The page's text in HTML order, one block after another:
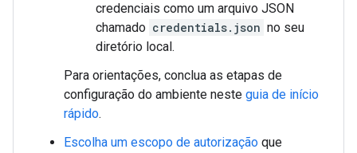
credenciais como um arquivo JSON
chamado credentials.json no seu
diretório local.
Para orientações, conclua as etapas de
configuração do ambiente neste guia de início
rápido.
Escolha um escopo de autorização que